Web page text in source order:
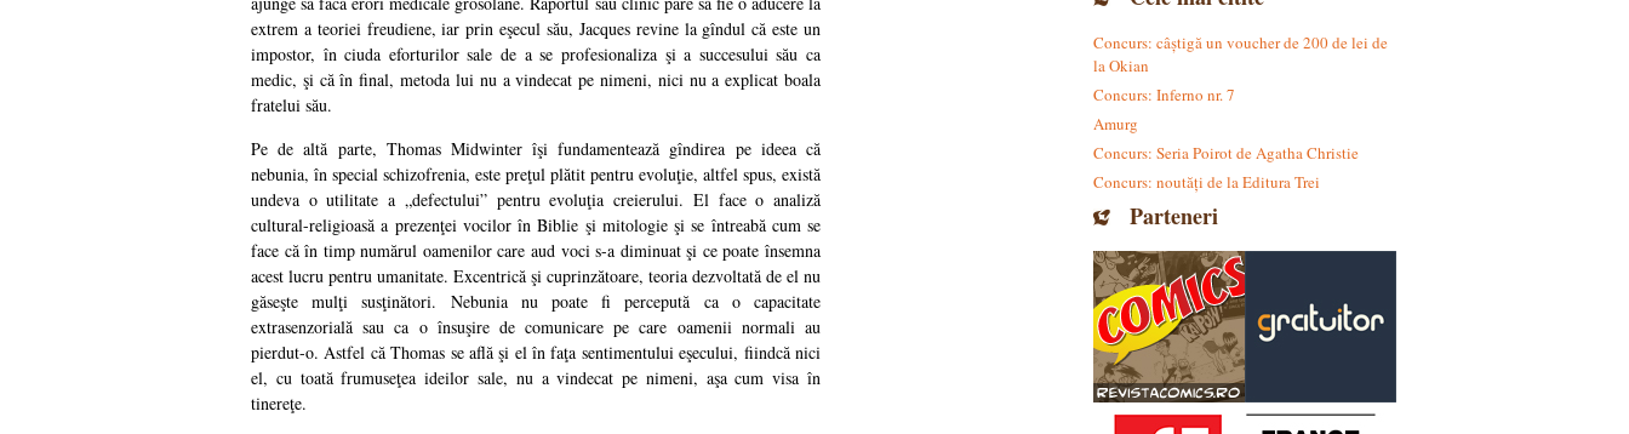
extrem a teoriei freudiene, iar prin eşecul său, Jacques revine la gîndul că este un
impostor, în ciuda eforturilor sale de a se profesionaliza şi a succesului său ca
medic, şi că în final, metoda lui nu a vindecat pe nimeni, nici nu a explicat boala
fratelui său.
Pe de altă parte, Thomas Midwinter îşi fundamentează gîndirea pe ideea că
nebunia, în special schizofrenia, este preţul plătit pentru evoluţie, altfel spus, există
undeva o utilitate a „defectului” pentru evoluţia creierului. El face o analiză
cultural-religioasă a prezenţei vocilor în Biblie şi mitologie şi se întreabă cum se
face că în timp numărul oamenilor care aud voci s-a diminuat şi ce poate însemna
acest lucru pentru umanitate. Excentrică şi cuprinzătoare, teoria dezvoltată de el nu
găseşte mulţi susţinători. Nebunia nu poate fi percepută ca o capacitate
extrasenzorială sau ca o însuşire de comunicare pe care oamenii normali au
pierdut-o. Astfel că Thomas se află şi el în faţa sentimentului eşecului, fiindcă nici
el, cu toată frumuseţea ideilor sale, nu a vindecat pe nimeni, aşa cum visa în
tinereţe.
Concurs: câștigă un voucher de 200 de lei de
la Okian
Concurs: Inferno nr. 7
Amurg
Concurs: Seria Poirot de Agatha Christie
Concurs: noutăți de la Editura Trei
Parteneri